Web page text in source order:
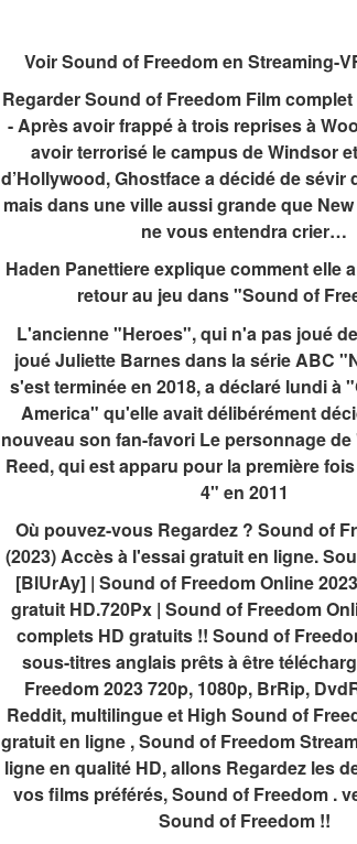
Voir Sound of Freedom en Streaming-
Regarder Sound of Freedom Film
- Après avoir frappé à trois reprises à
avoir terrorisé le campus de Windsor
d’Hollywood, Ghostface a décidé de sévir
mais dans une ville aussi grande que
ne vous entendra crier…
Haden Panettiere explique comment elle
retour au jeu dans "Sound of
L'ancienne "Heroes", qui n'a pas joué
joué Juliette Barnes dans la série ABC
s'est terminée en 2018, a déclaré lundi à
America" ​​qu'elle avait délibérément
nouveau son fan-favori Le personnage
Reed, qui est apparu pour la première
4" en 2011
Où pouvez-vous Regardez ? Sound of
(2023) Accès à l'essai gratuit en ligne.
[BlUrAy] | Sound of Freedom Online
gratuit HD.720Px | Sound of Freedom
complets HD gratuits !! Sound of
sous-titres anglais prêts à être
Freedom 2023 720p, 1080p, BrRip,
Reddit, multilingue et High Sound of
gratuit en ligne , Sound of Freedom
ligne en qualité HD, allons Regardez les
vos films préférés, Sound of Freedom .
Sound of Freedom !!